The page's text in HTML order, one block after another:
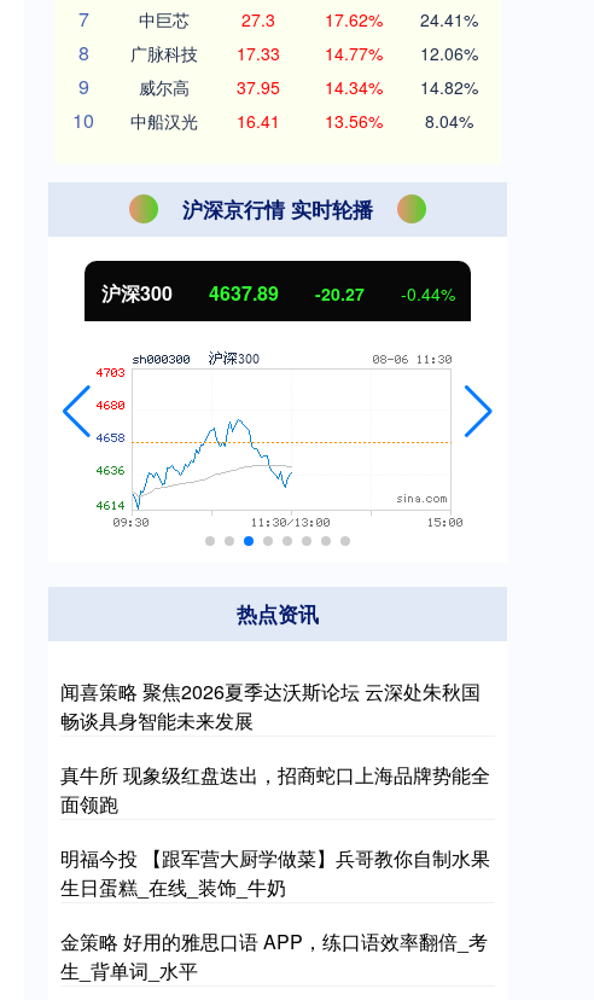
7 中巨芯 27.3 17.62% 24.41%
8 广脉科技 17.33 14.77% 12.06%
9 威尔高 37.95 14.34% 14.82%
10 中船汉光 16.41 13.56% 8.04%
沪深京行情 实时轮播
北证50 1115.17 -4.29 -0.38%
热点资讯
闻喜策略 聚焦2026夏季达沃斯论坛 云深处朱秋国
畅谈具身智能未来发展
真牛所 现象级红盘迭出，招商蛇口上海品牌势能全
面领跑
明福今投 【跟军营大厨学做菜】兵哥教你自制水果
生日蛋糕_在线_装饰_牛奶
金策略 好用的雅思口语 APP，练口语效率翻倍_考
生_背单词_水平